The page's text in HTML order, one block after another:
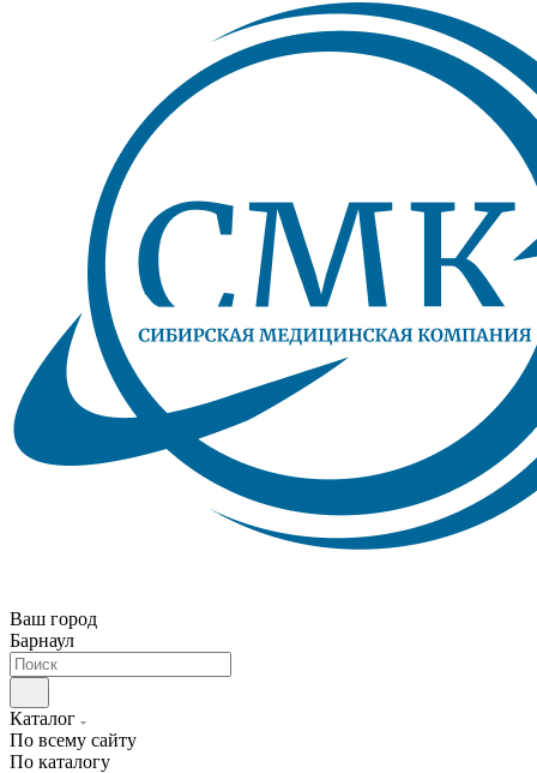
Ваш город
Барнаул
Каталог
По всему сайту
По каталогу